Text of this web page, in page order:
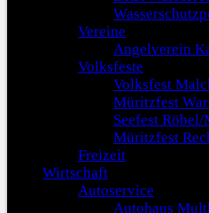
Vereine
Angelverein
Volksfeste
Volksfest
Müritzfest
Seefest
Müritzfest
Freizeit
Wirtschaft
Autoservice
Autohaus